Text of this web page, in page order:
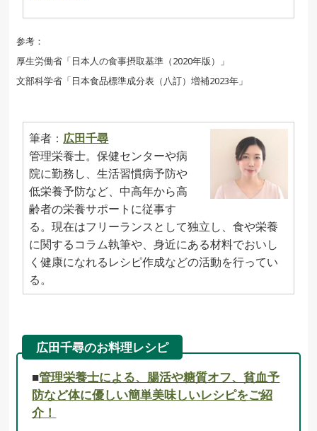
参考：
厚生労働省「日本人の食事摂取基準（2020年版）」
文部科学省「日本食品標準成分表（八訂）増補2023年」
筆者： 広田千尋
管理栄養士。保健センターや病
院に勤務し、生活習慣病予防や
低栄養予防など、中高年から高
齢者の栄養サポートに従事す
る。現在はフリーランスとして独立し、食や栄養
に関するコラム執筆や、身近にある材料でおいし
く健康になれるレシピ作成などの活動を行ってい
る。
広田千尋のお料理レシピ
■管理栄養士による、腸活や糖質オフ、貧血予
防など体に優しい簡単美味しいレシピをご紹
介！